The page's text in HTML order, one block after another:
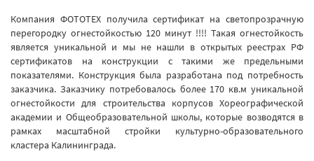
Компания ФОТОТЕХ получила сертификат на светопрозрачную
перегородку огнестойкостью 120 минут !!!! Такая огнестойкость
является уникальной и мы не нашли в открытых реестрах РФ
сертификатов на конструкции с такими же предельными
показателями. Конструкция была разработана под потребность
заказчика. Заказчику потребовалось более 170 кв.м уникальной
огнестойкости для строительства корпусов Хореографической
академии и Общеобразовательной школы, которые возводятся в
рамках масштабной стройки культурно-образовательного
кластера Калининграда.